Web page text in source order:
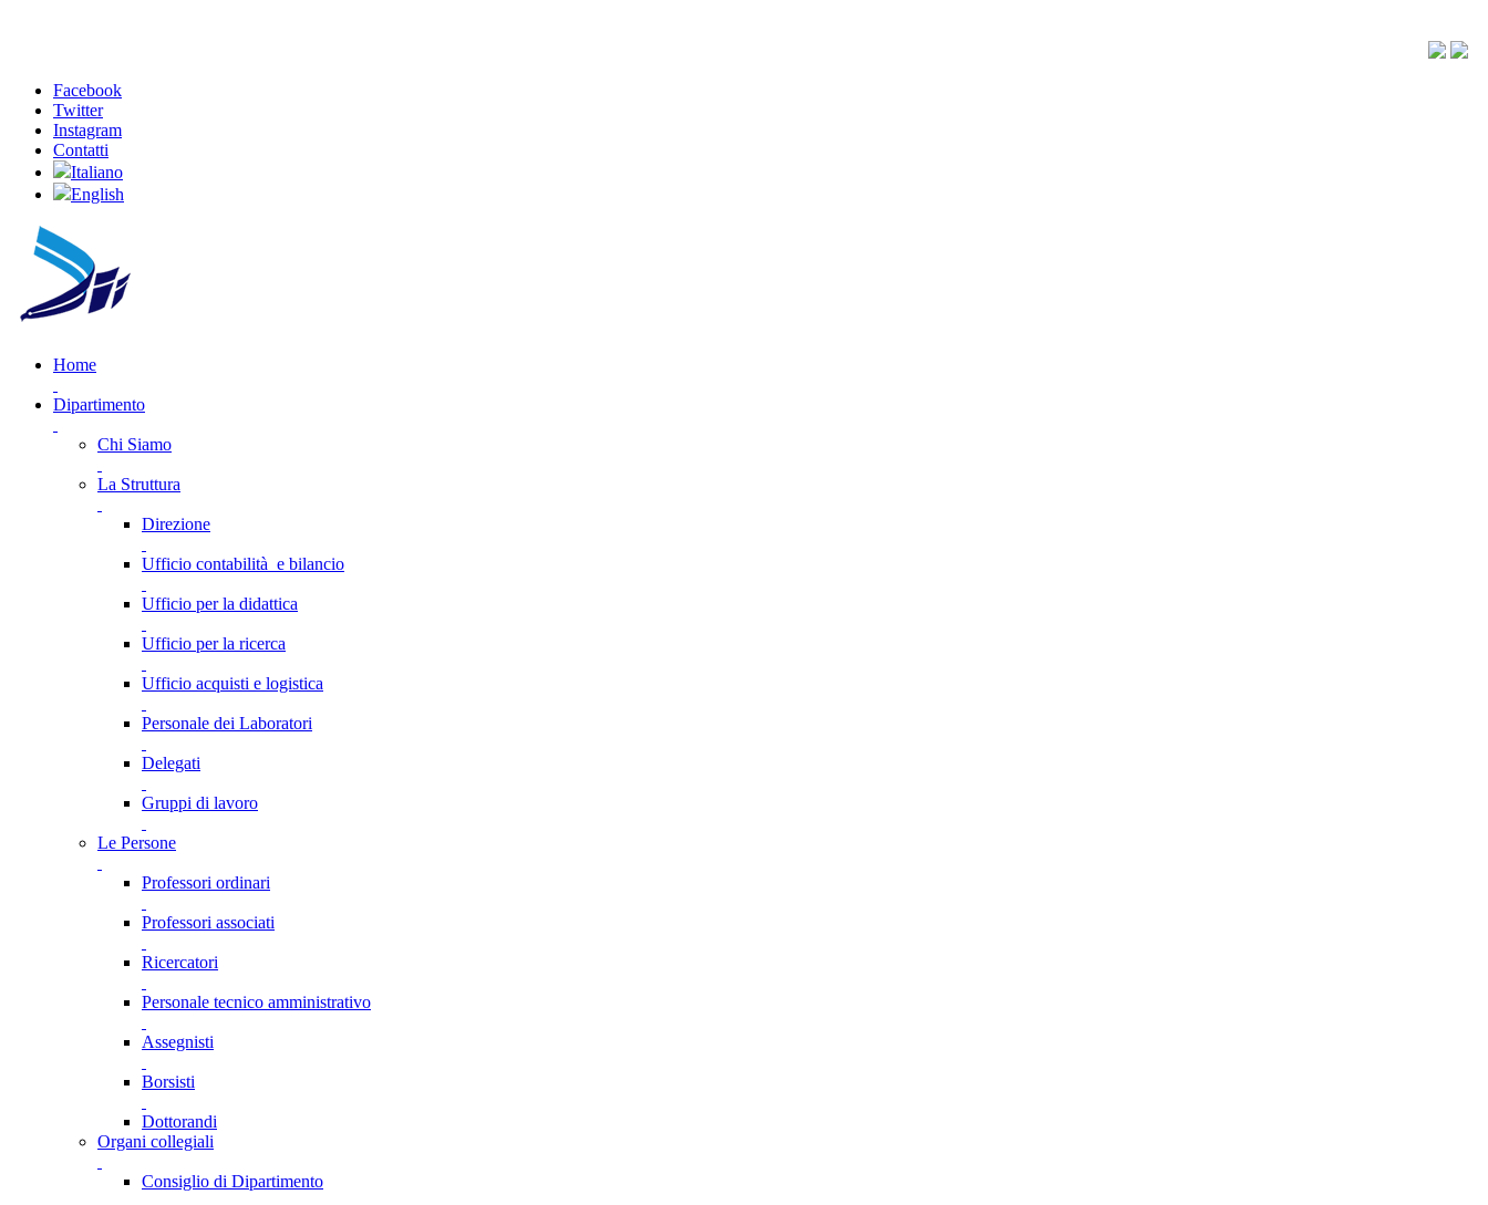
Facebook
Twitter
Instagram
Contatti
Italiano
English
Home
Dipartimento
Chi Siamo
La Struttura
Direzione
Ufficio contabilità e bilancio
Ufficio per la didattica
Ufficio per la ricerca
Ufficio acquisti e logistica
Personale dei Laboratori
Delegati
Gruppi di lavoro
Le Persone
Professori ordinari
Professori associati
Ricercatori
Personale tecnico amministrativo
Assegnisti
Borsisti
Dottorandi
Organi collegiali
Consiglio di Dipartimento